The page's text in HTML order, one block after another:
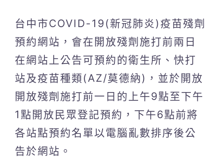
台中市COVID-19(新冠肺炎)疫苗殘劑
預約網站，會在開放殘劑施打前兩日
在網站上公告可預約的衛生所、快打
站及疫苗種類(AZ/莫德納)，並於開放
開放殘劑施打前一日的上午9點至下午
1點開放民眾登記預約，下午6點前將
各站點預約名單以電腦亂數排序後公
告於網站。